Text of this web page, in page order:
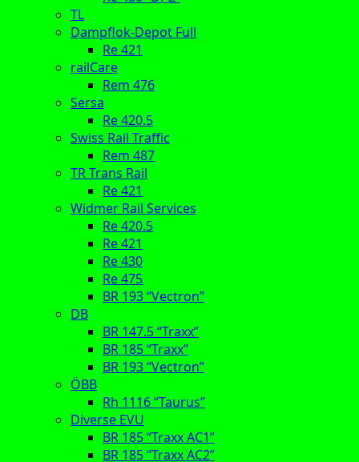
TL
Dampflok-Depot Full
Re 421
railCare
Rem 476
Sersa
Re 420.5
Swiss Rail Traffic
Rem 487
TR Trans Rail
Re 421
Widmer Rail Services
Re 420.5
Re 421
Re 430
Re 475
BR 193 “Vectron”
DB
BR 147.5 “Traxx”
BR 185 “Traxx”
BR 193 “Vectron”
ÖBB
Rh 1116 “Taurus”
Diverse EVU
BR 185 “Traxx AC1”
BR 185 “Traxx AC2”